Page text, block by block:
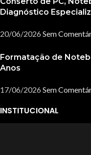
Diagnóstico
20/06/2026 Sem
Formatação de
Anos
17/06/2026 Sem
INSTITUCIONAL